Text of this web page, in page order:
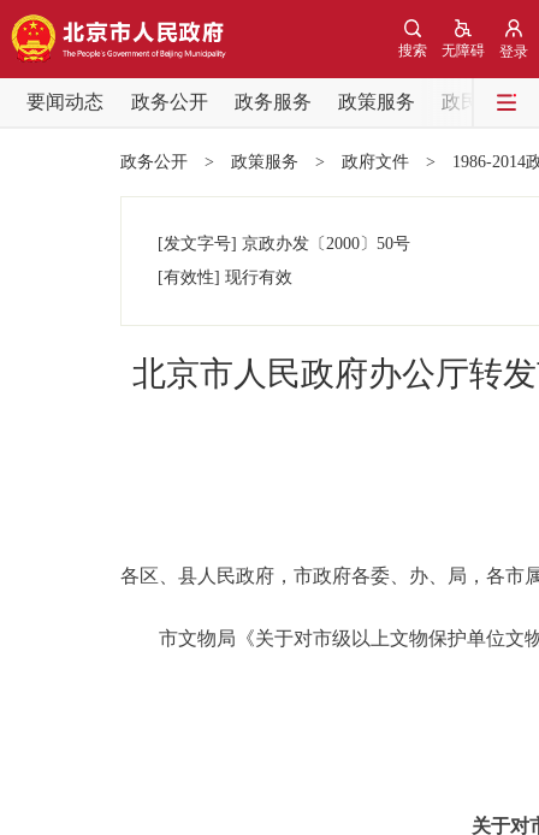
登录
无障碍
搜索
要闻动态 政务公开 政务服务 政策服务
政民互动
党中央精神
政务公开 > 政策服务 > 政府文件 > 1986-2014
[发文字号] 京政办发 〔2000〕 50号
[有效性] 现行有效
北京市人民政府办公厅转
各区、县人民政府，市政府各委、办、局，各市
市文物局《关于对市级以上文物保护单位文物
关于对